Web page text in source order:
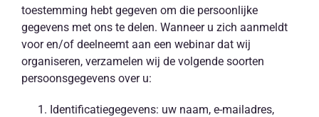
toestemming hebt gegeven om die persoonlijke
gegevens met ons te delen. Wanneer u zich aanmeldt
voor en/of deelneemt aan een webinar dat wij
organiseren, verzamelen wij de volgende soorten
persoonsgegevens over u:
Identificatiegegevens: uw naam, e-mailadres,